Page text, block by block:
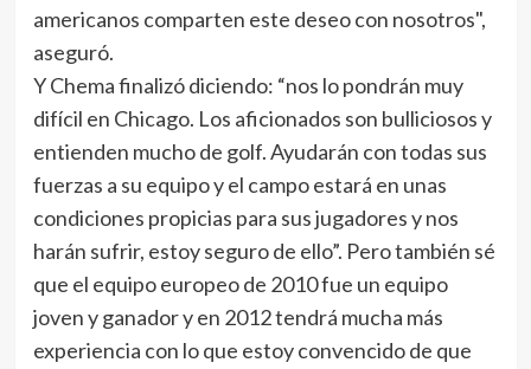
americanos comparten este deseo con nosotros",
aseguró.
Y Chema finalizó diciendo: “nos lo pondrán muy
difícil en Chicago. Los aficionados son bulliciosos y
entienden mucho de golf. Ayudarán con todas sus
fuerzas a su equipo y el campo estará en unas
condiciones propicias para sus jugadores y nos
harán sufrir, estoy seguro de ello”. Pero también sé
que el equipo europeo de 2010 fue un equipo
joven y ganador y en 2012 tendrá mucha más
experiencia con lo que estoy convencido de que